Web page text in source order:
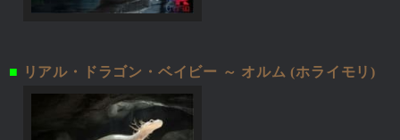
■ リアル・ドラゴン・ベイビー ～ オルム (ホライモリ)